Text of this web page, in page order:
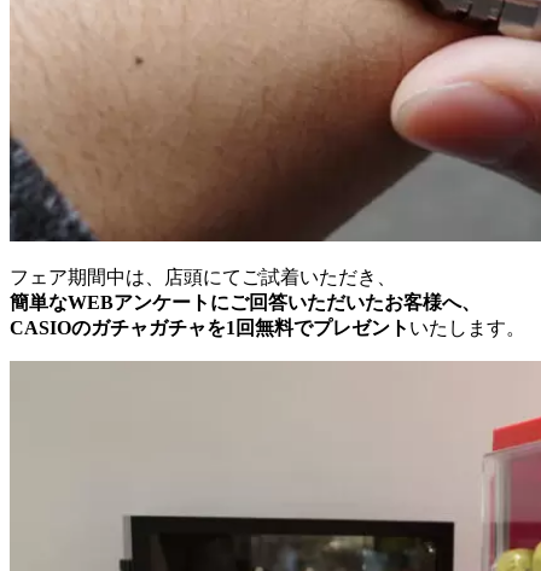
フェア期間中は、店頭にてご試着いただき、
簡単なWEBアンケートにご回答いただいたお客様へ、
CASIOのガチャガチャを1回無料でプレゼント いたします。